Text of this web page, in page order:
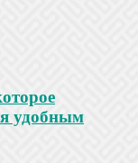
удобным